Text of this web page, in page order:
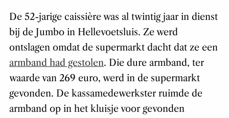
De 52-jarige caissière was al twintig jaar in dienst
bij de Jumbo in Hellevoetsluis. Ze werd
ontslagen omdat de supermarkt dacht dat ze een
armband had gestolen. Die dure armband, ter
waarde van 269 euro, werd in de supermarkt
gevonden. De kassamedewerkster ruimde de
armband op in het kluisje voor gevonden